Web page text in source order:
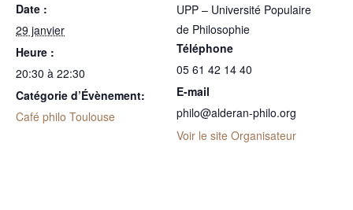
Date :
29 janvier
Heure :
20:30 à 22:30
Catégorie d’Évènement:
Café philo Toulouse
UPP – Université Populaire
de Philosophie
Téléphone
05 61 42 14 40
E-mail
philo@alderan-philo.org
Voir le site Organisateur